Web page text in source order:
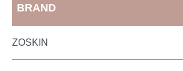
BRAND
ZOSKIN